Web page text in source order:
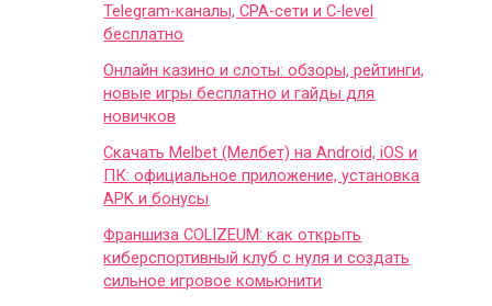
Telegram-каналы, CPA-сети и C-level
бесплатно
Онлайн казино и слоты: обзоры, рейтинги,
новые игры бесплатно и гайды для
новичков
Скачать Melbet (Мелбет) на Android, iOS и
ПК: официальное приложение, установка
APK и бонусы
Франшиза COLIZEUM: как открыть
киберспортивный клуб с нуля и создать
сильное игровое комьюнити